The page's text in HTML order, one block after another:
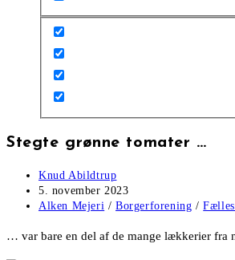
Stegte grønne tomater …
Post
author:
Knud Abildtrup
Post
published:
5. november 2023
Post
Alken Mejeri / Borgerforening /
… var bare en del af de mange lækkerier fra